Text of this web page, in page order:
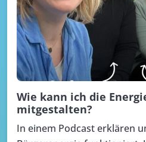
Wie kann ich die
mitgestalten?
In einem Podcast erklären